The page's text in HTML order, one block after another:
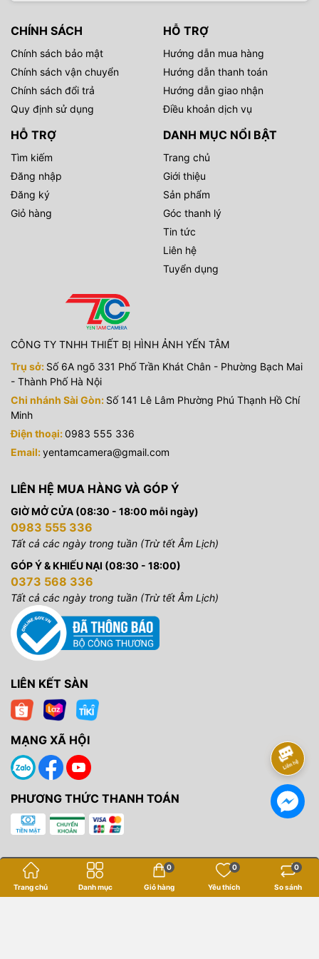
CÔNG TY TNHH THIẾT BỊ HÌNH ẢNH YẾN TÂM
TP Hà Nội
Địa chỉ 2: Số 6A, Ngõ 331, Phố Trần Khát Chân, Hai Bà
Fanpage 1: https://www.facebook.com/yentamcamera/
Fanpage 2: https://www.facebook.com/YenTamCameraVN
CHÍNH SÁCH
Chính sách bảo mật
Chính sách vận chuyển
Chính sách đổi trả
Quy định sử dụng
HỖ TRỢ
Hướng dẫn mua hàng
Hướng dẫn thanh toán
Hướng dẫn giao nhận
Điều khoản dịch vụ
HỖ TRỢ
Tìm kiếm
Đăng nhập
Đăng ký
Giỏ hàng
DANH MỤC NỔI BẬT
Trang chủ
Giới thiệu
Sản phẩm
Góc thanh lý
Tin tức
Liên hệ
Tuyển dụng
CÔNG TY TNHH THIẾT BỊ HÌNH ẢNH YẾN TÂM
Trụ sở: Số 6A ngõ 331 Phố Trần Khát Chân - Phường Bạch Mai
- Thành Phố Hà Nội
Chi nhánh Sài Gòn: Số 141 Lê Lâm Phường Phú Thạnh Hồ Chí
Minh
Điện thoại:0983 555 336
Email:yentamcamera@gmail.com
LIÊN HỆ MUA HÀNG VÀ GÓP Ý
GIỜ MỞ CỬA (08:30 - 18:00 mỗi ngày)
0983 555 336
Tất cả các ngày trong tuần (Trừ tết Âm Lịch)
GÓP Ý & KHIẾU NẠI (08:30 - 18:00)
0373 568 336
Tất cả các ngày trong tuần (Trừ tết Âm Lịch)
LIÊN KẾT SÀN
MẠNG XÃ HỘI
PHƯƠNG THỨC THANH TOÁN
Bản quyền thuộc vềYến Tâm Camera
Trang chủ Danh mục Giỏ hàng
0
Yêu thích
0
So sánh
0